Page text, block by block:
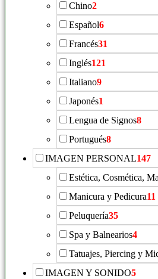
Chino2
Español6
Francés31
Inglés121
Italiano9
Japonés1
Lengua de Signos8
Portugués8
IMAGEN PERSONAL147
Estética, Cosmética,
Manicura y Pedicura11
Peluquería35
Spa y Balnearios4
Tatuajes, Piercing y
IMAGEN Y SONIDO5